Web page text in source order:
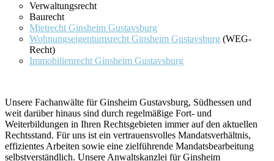
Verwaltungsrecht
Baurecht
Mietrecht Ginsheim Gustavsburg
Wohnungseigentumsrecht Ginsheim Gustavsburg (WEG-
Recht)
Immobilienrecht Ginsheim Gustavsburg
Unsere Fachanwälte für Ginsheim Gustavsburg, Südhessen und
weit darüber hinaus sind durch regelmäßige Fort- und
Weiterbildungen in Ihren Rechtsgebieten immer auf den aktuellen
Rechtsstand. Für uns ist ein vertrauensvolles Mandatsverhältnis,
effizientes Arbeiten sowie eine zielführende Mandatsbearbeitung
selbstverständlich. Unsere Anwaltskanzlei für Ginsheim